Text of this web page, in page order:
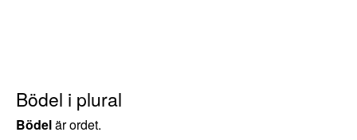
Bödel i plural
Bödelär ordet.